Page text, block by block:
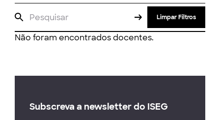
Limpar Filtros
Não foram encontrados docentes.
Subscreva a newsletter do ISEG